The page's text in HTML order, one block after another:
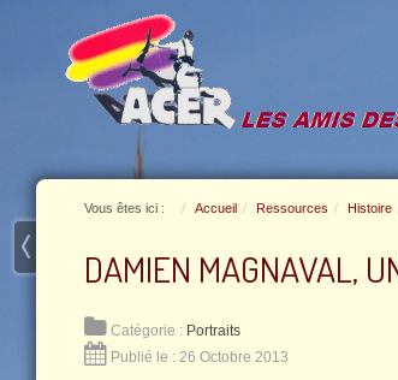
Vous êtes ici : Accueil Ressources Histoire
DAMIEN MAGNAVAL,
Catégorie : Portraits
Publié le : 26 Octobre 2013